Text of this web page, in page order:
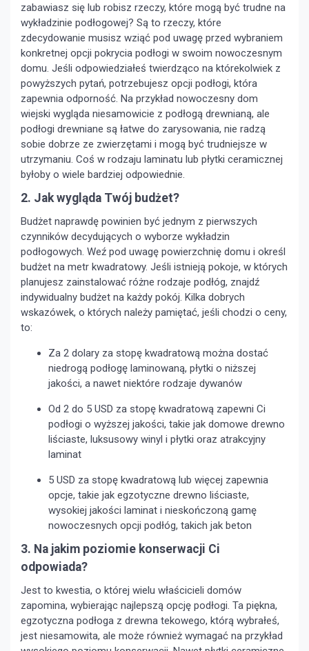
zabawiasz się lub robisz rzeczy, które mogą być trudne na
wykładzinie podłogowej? Są to rzeczy, które
zdecydowanie musisz wziąć pod uwagę przed wybraniem
konkretnej opcji pokrycia podłogi w swoim nowoczesnym
domu. Jeśli odpowiedziałeś twierdząco na którekolwiek z
powyższych pytań, potrzebujesz opcji podłogi, która
zapewnia odporność. Na przykład nowoczesny dom
wiejski wygląda niesamowicie z podłogą drewnianą, ale
podłogi drewniane są łatwe do zarysowania, nie radzą
sobie dobrze ze zwierzętami i mogą być trudniejsze w
utrzymaniu. Coś w rodzaju laminatu lub płytki ceramicznej
byłoby o wiele bardziej odpowiednie.
2. Jak wygląda Twój budżet?
Budżet naprawdę powinien być jednym z pierwszych
czynników decydujących o wyborze wykładzin
podłogowych. Weź pod uwagę powierzchnię domu i określ
budżet na metr kwadratowy. Jeśli istnieją pokoje, w których
planujesz zainstalować różne rodzaje podłóg, znajdź
indywidualny budżet na każdy pokój. Kilka dobrych
wskazówek, o których należy pamiętać, jeśli chodzi o ceny,
to:
Za 2 dolary za stopę kwadratową można dostać
niedrogą podłogę laminowaną, płytki o niższej
jakości, a nawet niektóre rodzaje dywanów
Od 2 do 5 USD za stopę kwadratową zapewni Ci
podłogi o wyższej jakości, takie jak domowe drewno
liściaste, luksusowy winyl i płytki oraz atrakcyjny
laminat
5 USD za stopę kwadratową lub więcej zapewnia
opcje, takie jak egzotyczne drewno liściaste,
wysokiej jakości laminat i nieskończoną gamę
nowoczesnych opcji podłóg, takich jak beton
3. Na jakim poziomie konserwacji Ci
odpowiada?
Jest to kwestia, o której wielu właścicieli domów
zapomina, wybierając najlepszą opcję podłogi. Ta piękna,
egzotyczna podłoga z drewna tekowego, którą wybrałeś,
jest niesamowita, ale może również wymagać na przykład